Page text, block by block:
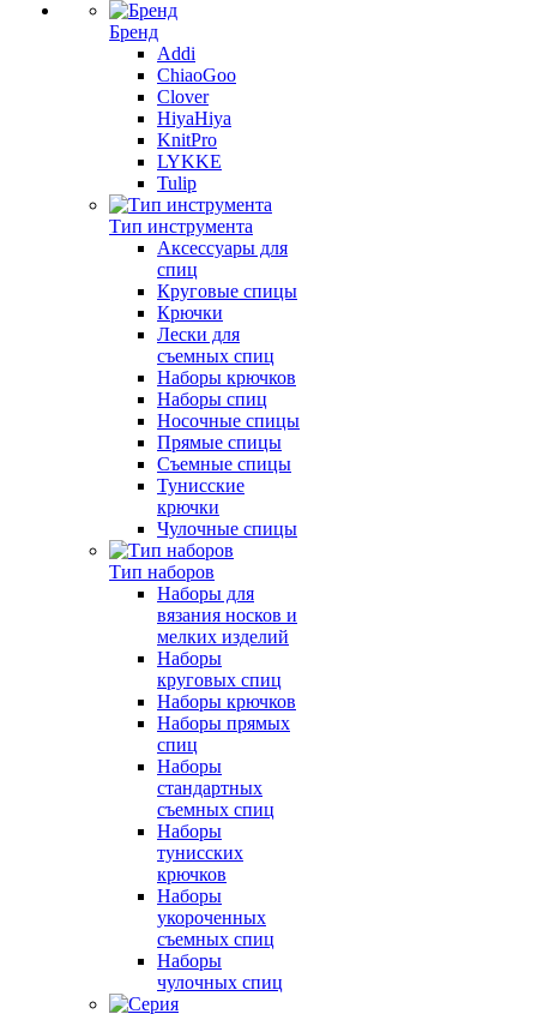
Бренд
Addi
ChiaoGoo
Clover
HiyaHiya
KnitPro
LYKKE
Tulip
Тип инструмента
Аксессуары для
спиц
Круговые спицы
Крючки
Лески для
съемных спиц
Наборы крючков
Наборы спиц
Носочные спицы
Прямые спицы
Съемные спицы
Тунисские
крючки
Чулочные спицы
Тип наборов
Наборы для
вязания носков и
мелких изделий
Наборы
круговых спиц
Наборы крючков
Наборы прямых
спиц
Наборы
стандартных
съемных спиц
Наборы
тунисских
крючков
Наборы
укороченных
съемных спиц
Наборы
чулочных спиц